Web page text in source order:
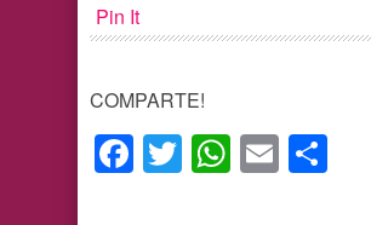
Pin It
COMPARTE!
Facebook
TwitterEmail